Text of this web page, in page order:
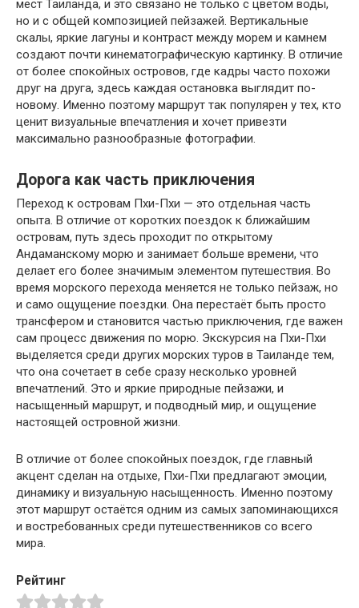
мест Таиланда, и это связано не только с цветом воды,
но и с общей композицией пейзажей. Вертикальные
скалы, яркие лагуны и контраст между морем и камнем
создают почти кинематографическую картинку. В отличие
от более спокойных островов, где кадры часто похожи
друг на друга, здесь каждая остановка выглядит по-
новому. Именно поэтому маршрут так популярен у тех, кто
ценит визуальные впечатления и хочет привезти
максимально разнообразные фотографии.
Дорога как часть приключения
Переход к островам Пхи-Пхи — это отдельная часть
опыта. В отличие от коротких поездок к ближайшим
островам, путь здесь проходит по открытому
Андаманскому морю и занимает больше времени, что
делает его более значимым элементом путешествия. Во
время морского перехода меняется не только пейзаж, но
и само ощущение поездки. Она перестаёт быть просто
трансфером и становится частью приключения, где важен
сам процесс движения по морю. Экскурсия на Пхи-Пхи
выделяется среди других морских туров в Таиланде тем,
что она сочетает в себе сразу несколько уровней
впечатлений. Это и яркие природные пейзажи, и
насыщенный маршрут, и подводный мир, и ощущение
настоящей островной жизни.
В отличие от более спокойных поездок, где главный
акцент сделан на отдыхе, Пхи-Пхи предлагают эмоции,
динамику и визуальную насыщенность. Именно поэтому
этот маршрут остаётся одним из самых запоминающихся
и востребованных среди путешественников со всего
мира.
Рейтинг